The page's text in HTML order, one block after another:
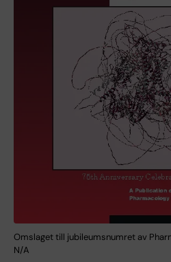
Omslaget till jubileumsnumret av
N/A